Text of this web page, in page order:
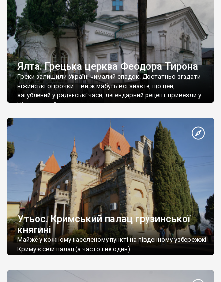
Ялта. Грецька церква Феодора Тирона
Греки залишили Україні чималий спадок. Достатньо згадати
ніжинські огірочки – ви ж мабуть всі знаєте, що цей,
загублений у радянські часи, легендарний рецепт привезли у
Ніжин греки?
Утьос. Кримський палац грузинської
княгині
Майже у кожному населеному пункті на південному узбережжі
Криму є свій палац (а часто і не один).